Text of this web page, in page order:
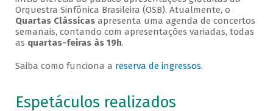
Orquestra Sinfônica Brasileira (OSB). Atualmente, o
Quartas Clássicasapresenta uma agenda de concertos
semanais, contando com apresentações variadas, todas
as quartas-feiras às 19h.
Saiba como funciona a reserva de ingressos.
Espetáculos realizados